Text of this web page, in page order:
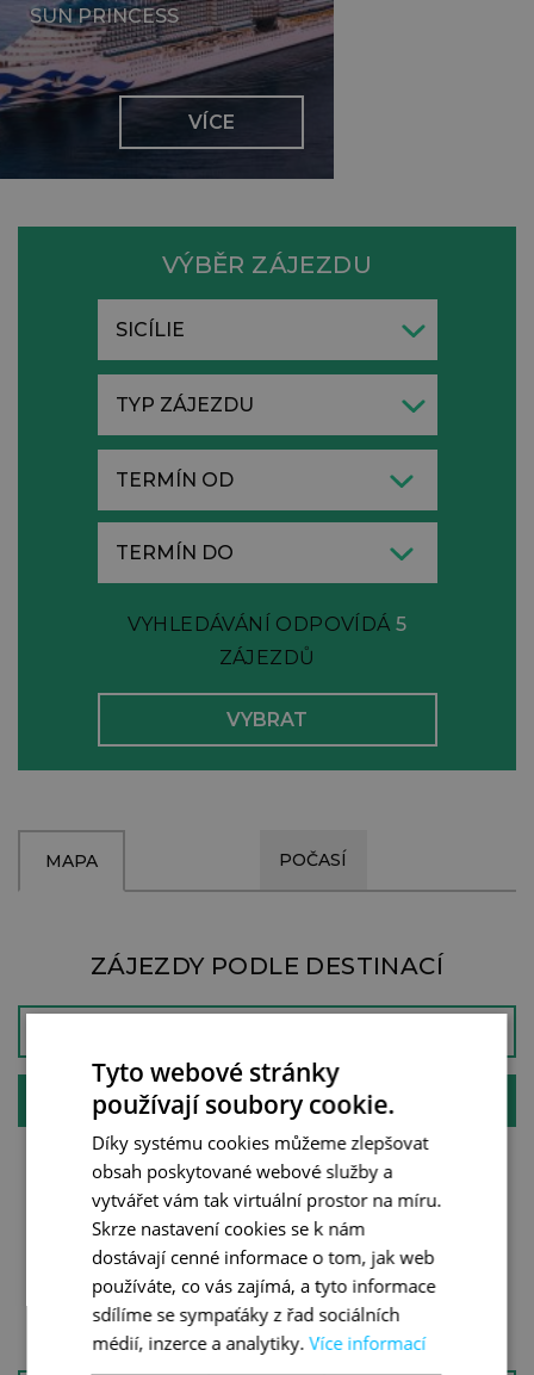
SUN PRINCESS
VÍCE
VÝBĚR ZÁJEZDU
SICÍLIE
TYP ZÁJEZDU
VYHLEDÁVÁNÍ ODPOVÍDÁ 5
ZÁJEZDŮ
MAPA POČASÍ
ZÁJEZDY PODLE DESTINACÍ
ITÁLIE
Abruzzo
KAMPÁNIE
SARDINIE
KALÁBRIE
SICÍLIE
TOSKÁNSKO
EMILIA-ROMAGNA
ELBA
DOLOMITY
Tyto webové stránky
používají soubory cookie.
Díky systému cookies můžeme zlepšovat
obsah poskytované webové služby a
vytvářet vám tak virtuální prostor na míru.
Skrze nastavení cookies se k nám
dostávají cenné informace o tom, jak web
používáte, co vás zajímá, a tyto informace
sdílíme se sympaťáky z řad sociálních
médií, inzerce a analytiky. Více informací